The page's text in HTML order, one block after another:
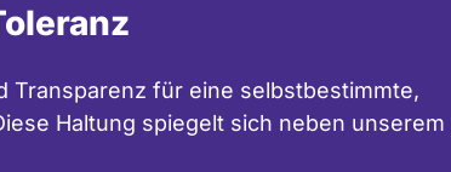
für eine selbstbestimmte,
Haltung spiegelt sich neben unserem